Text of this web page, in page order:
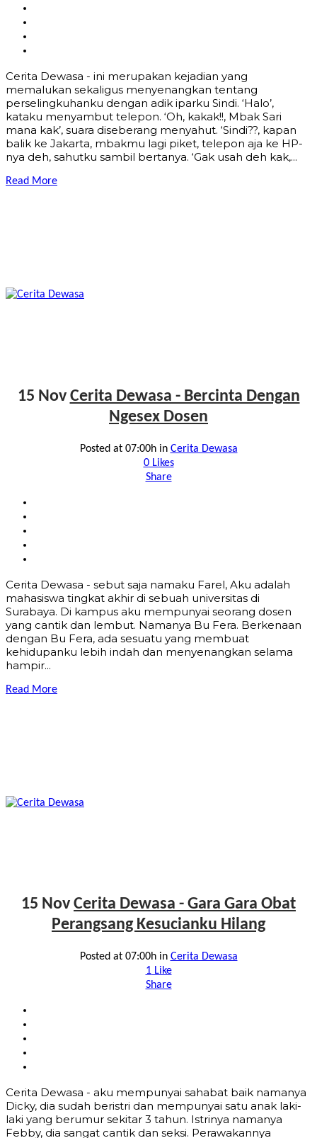
Cerita Dewasa - ini merupakan kejadian yang
memalukan sekaligus menyenangkan tentang
perselingkuhanku dengan adik iparku Sindi. ‘Halo’,
kataku menyambut telepon. ‘Oh, kakak!!, Mbak Sari
mana kak’, suara diseberang menyahut. ‘Sindi??, kapan
balik ke Jakarta, mbakmu lagi piket, telepon aja ke HP-
nya deh, sahutku sambil bertanya. ‘Gak usah deh kak,...
Read More
15 Nov Cerita Dewasa - Bercinta Dengan
Ngesex Dosen
Posted at 07:00hin Cerita Dewasa
0Likes
Share
Cerita Dewasa - sebut saja namaku Farel, Aku adalah
mahasiswa tingkat akhir di sebuah universitas di
Surabaya. Di kampus aku mempunyai seorang dosen
yang cantik dan lembut. Namanya Bu Fera. Berkenaan
dengan Bu Fera, ada sesuatu yang membuat
kehidupanku lebih indah dan menyenangkan selama
hampir...
Read More
15 Nov Cerita Dewasa - Gara Gara Obat
Perangsang Kesucianku Hilang
Posted at 07:00hin Cerita Dewasa
1Like
Share
Cerita Dewasa - aku mempunyai sahabat baik namanya
Dicky, dia sudah beristri dan mempunyai satu anak laki-
laki yang berumur sekitar 3 tahun. Istrinya namanya
Febby, dia sangat cantik dan seksi. Perawakannya